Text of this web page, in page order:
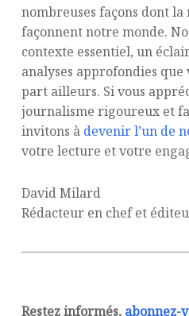
nombreuses façons dont
façonnent notre monde.
contexte essentiel, un
analyses approfondies
part ailleurs. Si vous
journalisme rigoureux et
invitons à devenir l’un de
votre lecture et votre
David Milard
Rédacteur en chef et
Restez informés, abonnez-